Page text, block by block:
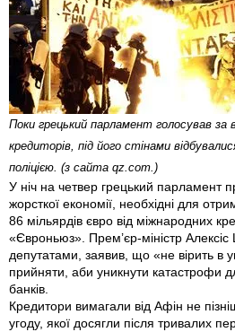
Поки грецький парламент голосував за
кредиторів, під його стінами
поліцією. (з сайта qz.com.)
У ніч на четвер грецький парламент
жорсткої економії, необхідні для
86 мільярдів євро від міжнародних
«Євроньюз». Прем’єр-міністр
депутатами, заявив, що «не вірить в
прийняти, аби уникнути катастрофи
банків.
Кредитори вимагали від Афін не
угоду, якої досягли після тривалих